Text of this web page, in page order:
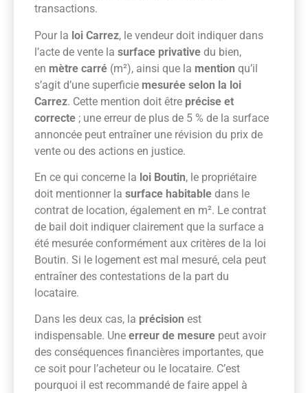
transactions.
Pour la loi Carrez, le vendeur doit indiquer dans
l’acte de vente la surface privative du bien,
en mètre carré (m²), ainsi que la mention qu’il
s’agit d’une superficie mesurée selon la loi
Carrez. Cette mention doit être précise et
correcte ; une erreur de plus de 5 % de la surface
annoncée peut entraîner une révision du prix de
vente ou des actions en justice.
En ce qui concerne la loi Boutin, le propriétaire
doit mentionner la surface habitable dans le
contrat de location, également en m². Le contrat
de bail doit indiquer clairement que la surface a
été mesurée conformément aux critères de la loi
Boutin. Si le logement est mal mesuré, cela peut
entraîner des contestations de la part du
locataire.
Dans les deux cas, la précision est
indispensable. Une erreur de mesure peut avoir
des conséquences financières importantes, que
ce soit pour l’acheteur ou le locataire. C’est
pourquoi il est recommandé de faire appel à